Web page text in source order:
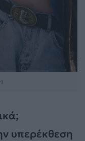
υπερέκθεση